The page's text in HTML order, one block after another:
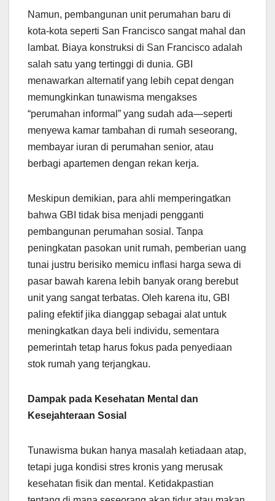
Namun, pembangunan unit perumahan baru di
kota-kota seperti San Francisco sangat mahal dan
lambat. Biaya konstruksi di San Francisco adalah
salah satu yang tertinggi di dunia. GBI
menawarkan alternatif yang lebih cepat dengan
memungkinkan tunawisma mengakses
“perumahan informal” yang sudah ada—seperti
menyewa kamar tambahan di rumah seseorang,
membayar iuran di perumahan senior, atau
berbagi apartemen dengan rekan kerja.
Meskipun demikian, para ahli memperingatkan
bahwa GBI tidak bisa menjadi pengganti
pembangunan perumahan sosial. Tanpa
peningkatan pasokan unit rumah, pemberian uang
tunai justru berisiko memicu inflasi harga sewa di
pasar bawah karena lebih banyak orang berebut
unit yang sangat terbatas. Oleh karena itu, GBI
paling efektif jika dianggap sebagai alat untuk
meningkatkan daya beli individu, sementara
pemerintah tetap harus fokus pada penyediaan
stok rumah yang terjangkau.
Dampak pada Kesehatan Mental dan
Kesejahteraan Sosial
Tunawisma bukan hanya masalah ketiadaan atap,
tetapi juga kondisi stres kronis yang merusak
kesehatan fisik dan mental. Ketidakpastian